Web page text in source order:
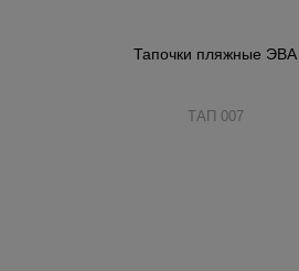
Тапочки пляжные ЭВА
ТАП 007